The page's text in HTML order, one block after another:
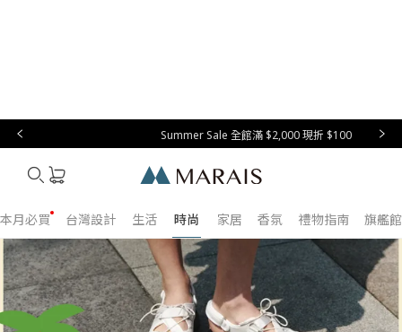
Summer Sale 全館滿 $2,000 現折 $100
Marais
本月必買 台灣設計 生活 時尚 家居 香氛 禮物指南 旗艦館